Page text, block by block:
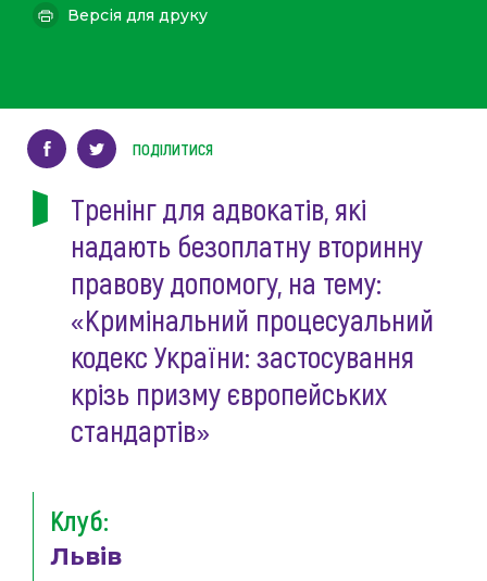
Тренінг для адвокатів, які
надають безоплатну вторинну
правову допомогу, на тему:
«Кримінальний процесуальний
кодекс України: застосування
крізь призму європейських
стандартів»
Клуб:
Львів
Версія для друку
ПОДІЛИТИСЯ